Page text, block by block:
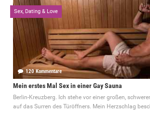
Sex, Dating & Love
120 Kommentare
Mein erstes Mal Sex in einer Gay Sauna
Berlin-Kreuzberg. Ich stehe vor einer großen,
auf das Surren des Türöffners. Mein Herzschlag